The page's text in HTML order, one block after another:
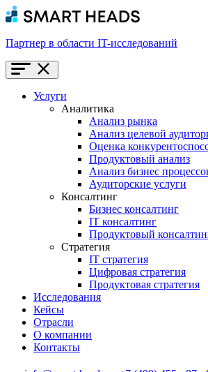
Партнер в области IT-исследований
Услуги
Аналитика
Анализ рынка
Анализ целевой
Оценка
Продуктовый анализ
Анализ бизнес
Аудиторские услуги
Консалтинг
Бизнес консалтинг
IT консалтинг
Продуктовый
Стратегия
IT стратегия
Цифровая стратегия
Продуктовая стратегия
Исследования
Кейсы
Отрасли
О компании
Контакты